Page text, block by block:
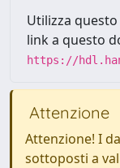
Utilizza
link a questo
https://
Attenzione
Attenzione! I
sottoposti a